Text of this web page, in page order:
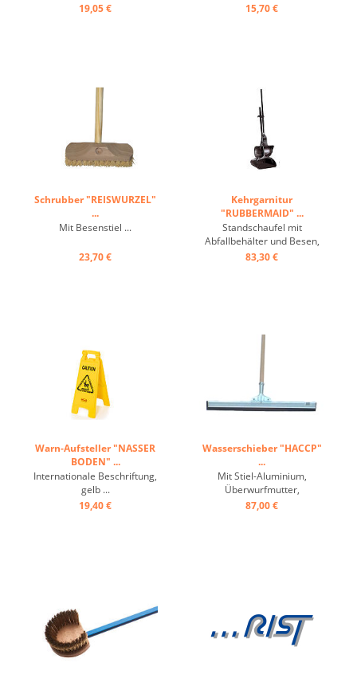
19,05 €
15,70 €
Schrubber "REISWURZEL"
...
Mit Besenstiel ...
23,70 €
Kehrgarnitur
"RUBBERMAID" ...
Standschaufel mit
Abfallbehälter und Besen,
großer Abfallbehälter
83,30 €
Warn-Aufsteller "NASSER
BODEN" ...
Internationale Beschriftung,
gelb ...
19,40 €
Wasserschieber "HACCP"
...
Mit Stiel-Aluminium,
Überwurfmutter,
Hygieneausführung ...
87,00 €